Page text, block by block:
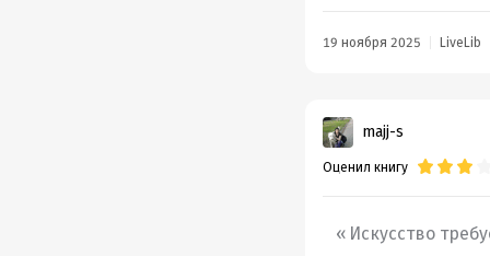
19 ноября 2025 LiveLib
majj-s
Оценил книгу
Искусство